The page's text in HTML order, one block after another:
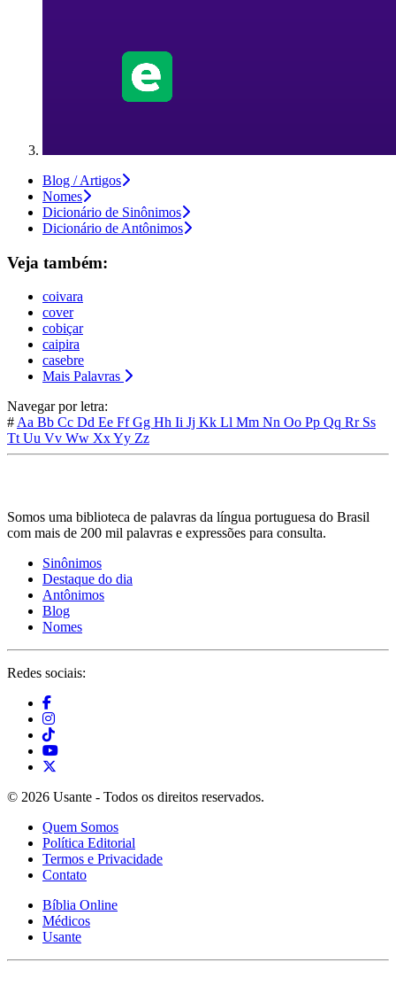
Blog / Artigos
Nomes
Dicionário de Sinônimos
Dicionário de Antônimos
Veja também:
coivara
cover
cobiçar
caipira
casebre
Mais Palavras
Navegar por letra:
# Aa Bb Cc Dd Ee FfGg Hh Ii Jj Kk Ll Mm Nn Oo Pp Qq Rr Ss
Tt Uu Vv Ww XxYy Zz
Somos uma biblioteca de palavras da língua portuguesa do Brasil
com mais de 200 mil palavras e expressões para consulta.
Sinônimos
Destaque do dia
Antônimos
Blog
Nomes
Redes sociais:
© 2026 Usante - Todos os direitos reservados.
Quem Somos
Política Editorial
Termos e Privacidade
Contato
Bíblia Online
Médicos
Usante